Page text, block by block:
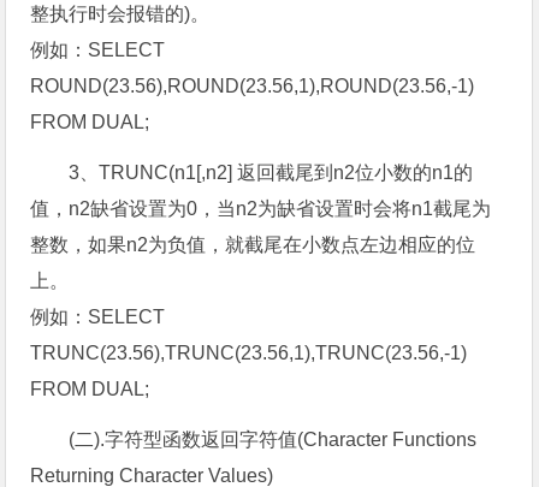
整执行时会报错的)。
例如：SELECT
ROUND(23.56),ROUND(23.56,1),ROUND(23.56,-1)
FROM DUAL;
3、TRUNC(n1[,n2] 返回截尾到n2位小数的n1的
值，n2缺省设置为0，当n2为缺省设置时会将n1截尾为
整数，如果n2为负值，就截尾在小数点左边相应的位
上。
例如：SELECT
TRUNC(23.56),TRUNC(23.56,1),TRUNC(23.56,-1)
FROM DUAL;
(二).字符型函数返回字符值(Character Functions
Returning Character Values)